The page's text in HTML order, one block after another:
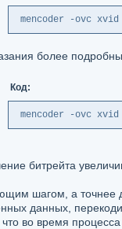
mencoder -ovc
более
Код:
mencoder -ovc
битрейта
шагом, а точнее
данных,
что во время